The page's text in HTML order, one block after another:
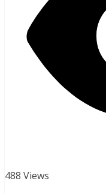
488 Views